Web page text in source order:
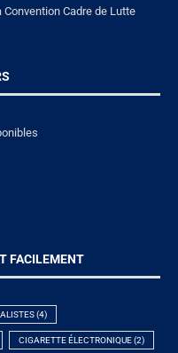
Cadre de Lutte
FACILEMENT
(4)
CIGARETTE ÉLECTRONIQUE(2)